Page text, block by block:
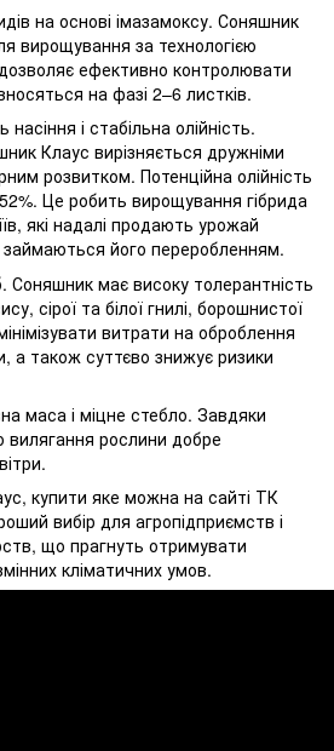
на основі імазамоксу. Соняшник
вирощування за технологією
ефективно контролювати
на фазі 2–6 листків.
і стабільна олійність.
Клаус вирізняється дружніми
розвитком. Потенційна олійність
Це робить вирощування гібрида
які надалі продають урожай
його переробленням.
Соняшник має високу толерантність
сірої та білої гнилі, борошнистої
витрати на оброблення
а також суттєво знижує ризики
маса і міцне стебло. Завдяки
вилягання рослини добре
купити яке можна на сайті ТК
вибір для агропідприємств і
що прагнуть отримувати
кліматичних умов.